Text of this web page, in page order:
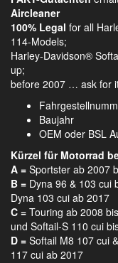
Aircleaner
100% Legal for all
114-Models;
Harley-Davidson®
up;
before 2007 … ask for
Baujahr
OEM oder BSL
Kürzel für Motorrad
A = Sportster ab 2007
B = Dyna 96 & 103 cui
Dyna 103 cui ab 2017
C = Touring ab 2008
und Softail-S 110 cui
D = Softail M8 107 cui
117 cui ab 2017